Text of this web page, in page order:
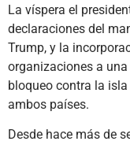
La víspera el
declaraciones del
Trump, y la
organizaciones a
bloqueo contra la
ambos países.
Desde hace más de